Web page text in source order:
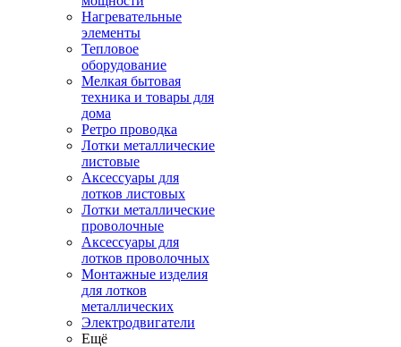
Нагревательные
элементы
Тепловое
оборудование
Мелкая бытовая
техника и товары для
дома
Ретро проводка
Лотки металлические
листовые
Аксессуары для
лотков листовых
Лотки металлические
проволочные
Аксессуары для
лотков проволочных
Монтажные изделия
для лотков
металлических
Электродвигатели
Ещё